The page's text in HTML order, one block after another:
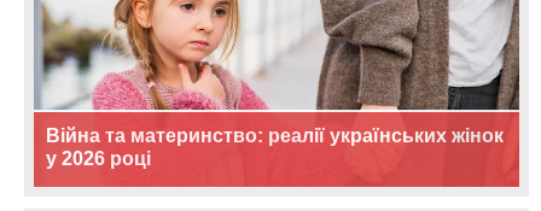
Війна та материнство: реалії українських жінок
у 2026 році